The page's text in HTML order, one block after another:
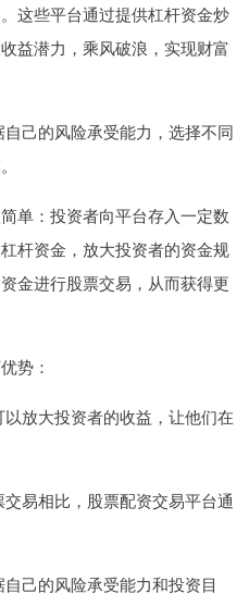
这些平台通过提供杠杆资金炒
益潜力，乘风破浪，实现财富
己的风险承受能力，选择不同
单：投资者向平台存入一定数
杆资金，放大投资者的资金规
金进行股票交易，从而获得更
势：
放大投资者的收益，让他们在
易相比，股票配资交易平台通
己的风险承受能力和投资目